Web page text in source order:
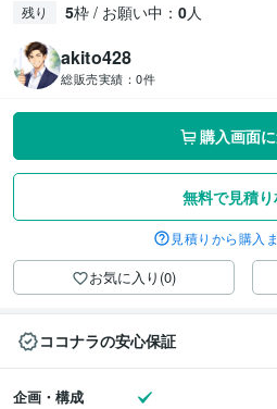
残り 5枠 / お願い中： 0人
akito428
総販売実績： 0件
購入画面
無料で見積
見積りから購入
お気に入り(0)
ココナラの安心保証
企画・構成